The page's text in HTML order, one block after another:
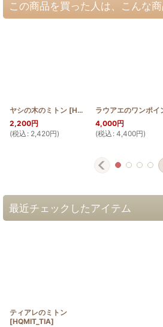
この商品を買った人は、こんな
ヤシの木のミトン [HQMIT_NIU
]
2,200円
(税込 : 2,420円)
4,000円
(税込 : 4,400円)
最近チェックしたアイテム
ティアレのミトン
[HQMIT_TIA]